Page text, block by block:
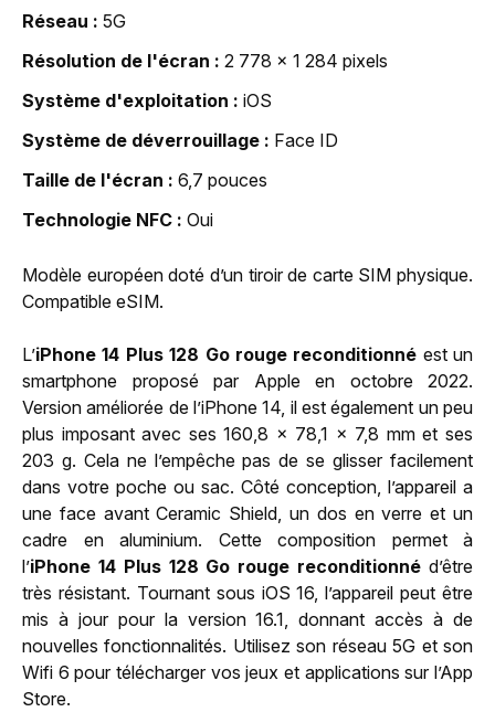
Réseau
5G
Résolution de l'écran
2 778 x 1 284 pixels
Système d'exploitation
iOS
Système de déverrouillage
Face ID
Taille de l'écran
6,7 pouces
Technologie NFC
Oui
Modèle européen doté d’un tiroir de carte SIM physique.
Compatible eSIM.
L’iPhone 14 Plus 128 Go rouge reconditionné est un
smartphone proposé par Apple en octobre 2022.
Version améliorée de l’iPhone 14, il est également un peu
plus imposant avec ses 160,8 x 78,1 x 7,8 mm et ses
203 g. Cela ne l’empêche pas de se glisser facilement
dans votre poche ou sac. Côté conception, l’appareil a
une face avant Ceramic Shield, un dos en verre et un
cadre en aluminium. Cette composition permet à
l’iPhone 14 Plus 128 Go rouge reconditionné d’être
très résistant. Tournant sous iOS 16, l’appareil peut être
mis à jour pour la version 16.1, donnant accès à de
nouvelles fonctionnalités. Utilisez son réseau 5G et son
Wifi 6 pour télécharger vos jeux et applications sur l’App
Store.